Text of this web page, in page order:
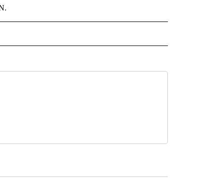
TO RECEIVE NOTIFICATIONS ABOUT NEW PAGES ON "CNN - SPANISH".